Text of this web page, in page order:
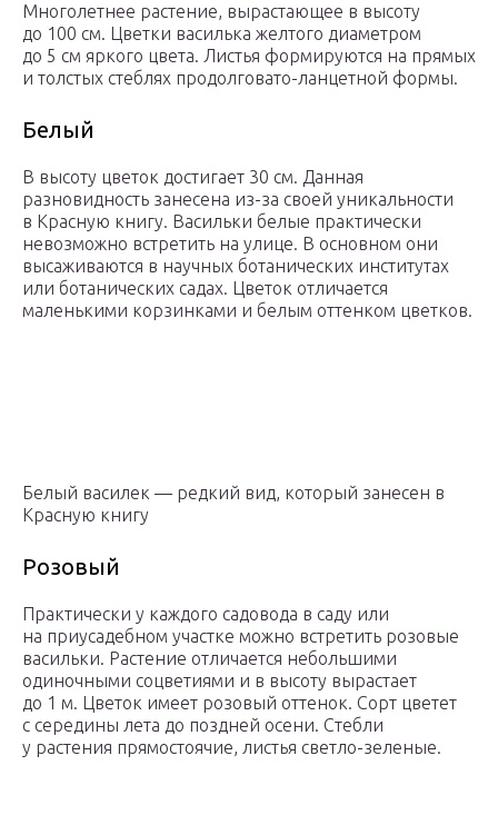
Многолетнее растение, вырастающее в высоту
до 100 см. Цветки василька желтого диаметром
до 5 см яркого цвета. Листья формируются на прямых
и толстых стеблях продолговато-ланцетной формы.
Белый
В высоту цветок достигает 30 см. Данная
разновидность занесена из-за своей уникальности
в Красную книгу. Васильки белые практически
невозможно встретить на улице. В основном они
высаживаются в научных ботанических институтах
или ботанических садах. Цветок отличается
маленькими корзинками и белым оттенком цветков.
Белый василек — редкий вид, который занесен в
Красную книгу
Розовый
Практически у каждого садовода в саду или
на приусадебном участке можно встретить розовые
васильки. Растение отличается небольшими
одиночными соцветиями и в высоту вырастает
до 1 м. Цветок имеет розовый оттенок. Сорт цветет
с середины лета до поздней осени. Стебли
у растения прямостоячие, листья светло-зеленые.